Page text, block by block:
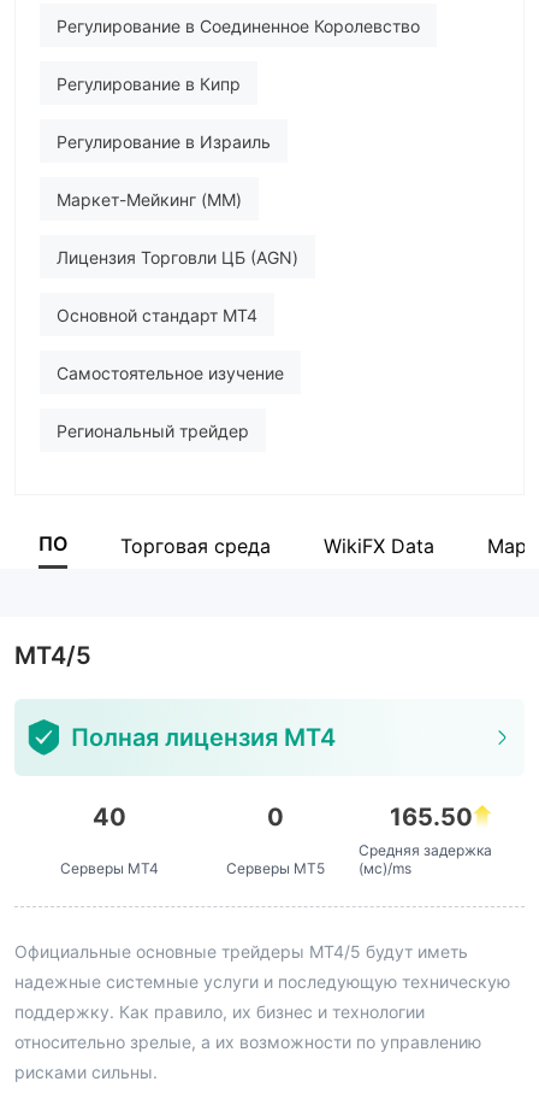
Регулирование в Соединенное Королевство
Регулирование в Кипр
Регулирование в Израиль
Маркет-Мейкинг (MM)
Лицензия Торговли ЦБ (AGN)
Основной стандарт MT4
Самостоятельное изучение
Региональный трейдер
ПО Торговая среда WikiFX Data
MT4/5
Полная лицензия MT4
40
Серверы MT4
0
Серверы MT5
165.50
Средняя задержка
(мс)/ms
Официальные основные трейдеры MT4/5 будут иметь
надежные системные услуги и последующую техническую
поддержку. Как правило, их бизнес и технологии
относительно зрелые, а их возможности по управлению
рисками сильны.